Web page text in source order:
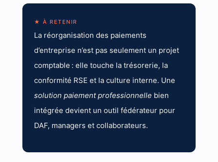
★ À RETENIR
La réorganisation des paiements
d’entreprise n’est pas seulement un projet
comptable : elle touche la trésorerie, la
conformité RSE et la culture interne. Une
solution paiement professionnelle bien
intégrée devient un outil fédérateur pour
DAF, managers et collaborateurs.